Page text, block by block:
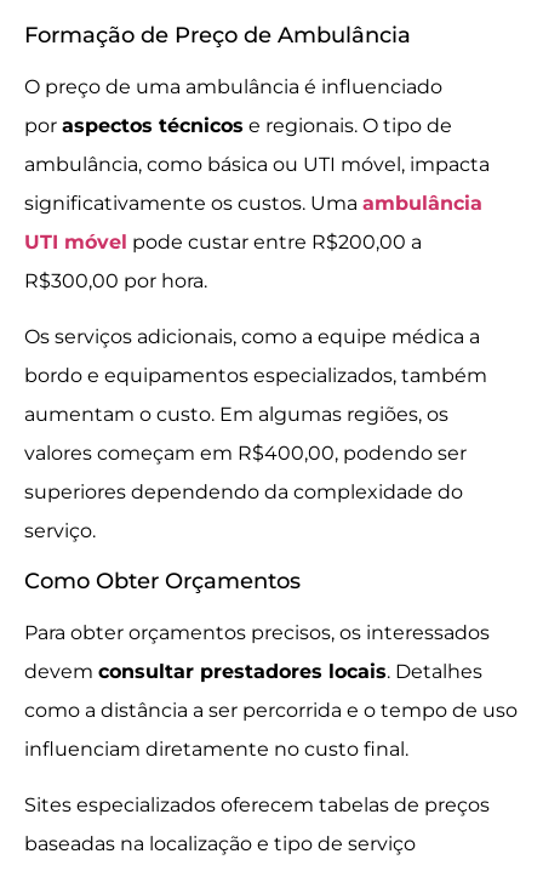
Formação de Preço de Ambulância
O preço de uma ambulância é influenciado
por aspectos técnicos e regionais. O tipo de
ambulância, como básica ou UTI móvel, impacta
significativamente os custos. Uma ambulância
UTI móvel pode custar entre R$200,00 a
R$300,00 por hora.
Os serviços adicionais, como a equipe médica a
bordo e equipamentos especializados, também
aumentam o custo. Em algumas regiões, os
valores começam em R$400,00, podendo ser
superiores dependendo da complexidade do
serviço.
Como Obter Orçamentos
Para obter orçamentos precisos, os interessados
devem consultar prestadores locais. Detalhes
como a distância a ser percorrida e o tempo de uso
influenciam diretamente no custo final.
Sites especializados oferecem tabelas de preços
baseadas na localização e tipo de serviço